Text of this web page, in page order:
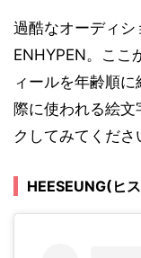
過酷なオーディシ
ENHYPEN。ここ
ィールを年齢順
際に使われる絵文
クしてみてくだ
HEESEUNG(ヒ